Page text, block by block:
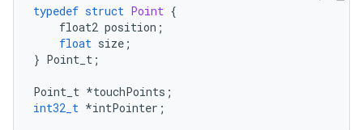
typedef struct Point {
float2 position ;
float size ;
} Point_t ;
Point_t *touchPoints ;
int32_t *intPointer ;